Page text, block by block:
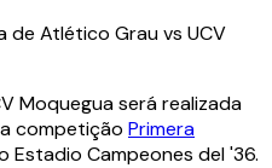
de Atlético Grau vs UCV
Moquegua será realizada
competição Primera
Estadio Campeones del '36.